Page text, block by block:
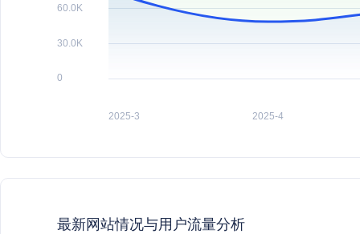
最新网站情况与用户流量分析